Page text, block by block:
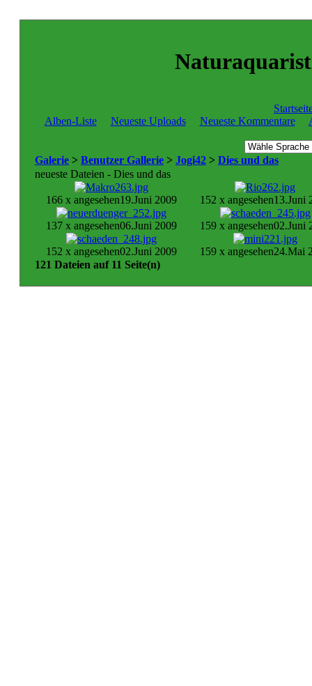
Alben-Liste
Neueste Uploads Neueste Kommentare
Galerie > Benutzer Gallerie > Jogi42 > Dies und das
neueste Dateien - Dies und das
166 x angesehen19.Juni 2009 152 x angesehen13.Juni
137 x angesehen06.Juni 2009 159 x angesehen02.Juni
152 x angesehen02.Juni 2009 159 x angesehen24.Mai
121 Dateien auf 11 Seite(n)